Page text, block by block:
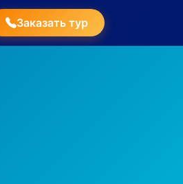
Заказать тур